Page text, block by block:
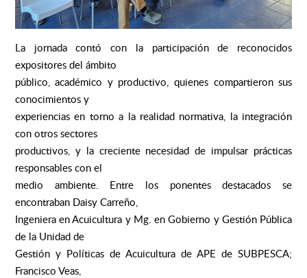
La jornada contó con la participación de reconocidos
expositores del ámbito
público, académico y productivo, quienes compartieron sus
conocimientos y
experiencias en torno a la realidad normativa, la integración
con otros sectores
productivos, y la creciente necesidad de impulsar prácticas
responsables con el
medio ambiente. Entre los ponentes destacados se
encontraban Daisy Carreño,
Ingeniera en Acuicultura y Mg. en Gobierno y Gestión Pública
de la Unidad de
Gestión y Políticas de Acuicultura de APE de SUBPESCA;
Francisco Veas,